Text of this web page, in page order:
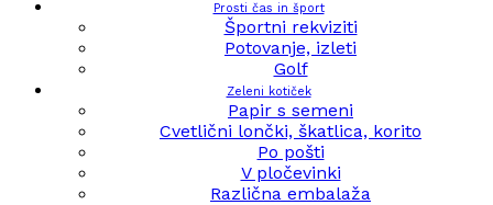
Prosti čas in šport
Športni rekviziti
Potovanje, izleti
Golf
Zeleni kotiček
Papir s semeni
Cvetlični lončki, škatlica, korito
Po pošti
V pločevinki
Različna embalaža